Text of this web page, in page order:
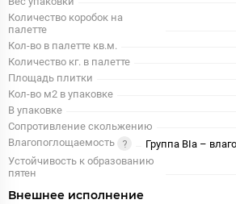
Количество коробок на
палетте
Кол-во в палетте кв.м.
Количество кг. в палетте
Площадь плитки
Кол-во м2 в упаковке
В упаковке
Сопротивление скольжению
Влагопоглощаемость
Группа BIa –
Устойчивость к образованию
пятен
Внешнее исполнение